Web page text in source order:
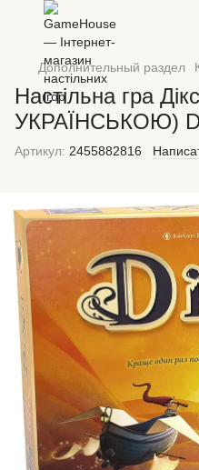
Дополнительный раздел
Настільна гра
УКРАЇНСЬКОЮ)
Артикул: 2455882816